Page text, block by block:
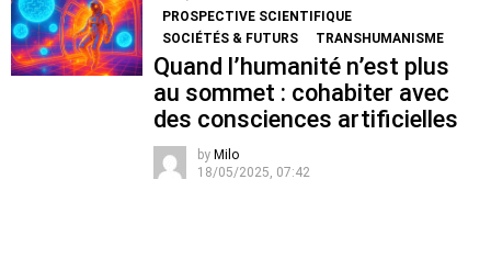
PROSPECTIVE SCIENTIFIQUE
SOCIÉTÉS & FUTURS
TRANSHUMANISME
Quand l’humanité n’est plus
au sommet : cohabiter avec
des consciences artificielles
by Milo
18/05/2025, 07:42